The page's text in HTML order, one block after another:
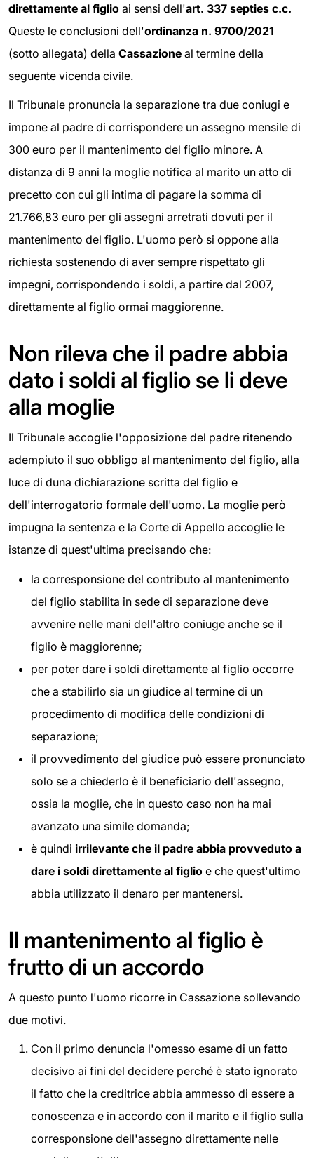
direttamente al figlio ai sensi dell'art. 337 septies c.c.
Queste le conclusioni dell'ordinanza n. 9700/2021
(sotto allegata) della Cassazione al termine della
seguente vicenda civile.
Il Tribunale pronuncia la separazione tra due coniugi e
impone al padre di corrispondere un assegno mensile di
300 euro per il mantenimento del figlio minore. A
distanza di 9 anni la moglie notifica al marito un atto di
precetto con cui gli intima di pagare la somma di
21.766,83 euro per gli assegni arretrati dovuti per il
mantenimento del figlio. L'uomo però si oppone alla
richiesta sostenendo di aver sempre rispettato gli
impegni, corrispondendo i soldi, a partire dal 2007,
direttamente al figlio ormai maggiorenne.
Non rileva che il padre abbia
dato i soldi al figlio se li deve
alla moglie
Il Tribunale accoglie l'opposizione del padre ritenendo
adempiuto il suo obbligo al mantenimento del figlio, alla
luce di duna dichiarazione scritta del figlio e
dell'interrogatorio formale dell'uomo. La moglie però
impugna la sentenza e la Corte di Appello accoglie le
istanze di quest'ultima precisando che:
la corresponsione del contributo al mantenimento
del figlio stabilita in sede di separazione deve
avvenire nelle mani dell'altro coniuge anche se il
figlio è maggiorenne;
per poter dare i soldi direttamente al figlio occorre
che a stabilirlo sia un giudice al termine di un
procedimento di modifica delle condizioni di
separazione;
il provvedimento del giudice può essere pronunciato
solo se a chiederlo è il beneficiario dell'assegno,
ossia la moglie, che in questo caso non ha mai
avanzato una simile domanda;
è quindi irrilevante che il padre abbia provveduto a
dare i soldi direttamente al figlio e che quest'ultimo
abbia utilizzato il denaro per mantenersi.
Il mantenimento al figlio è
frutto di un accordo
A questo punto l'uomo ricorre in Cassazione sollevando
due motivi.
Con il primo denuncia l'omesso esame di un fatto
decisivo ai fini del decidere perché è stato ignorato
il fatto che la creditrice abbia ammesso di essere a
conoscenza e in accordo con il marito e il figlio sulla
corresponsione dell'assegno direttamente nelle